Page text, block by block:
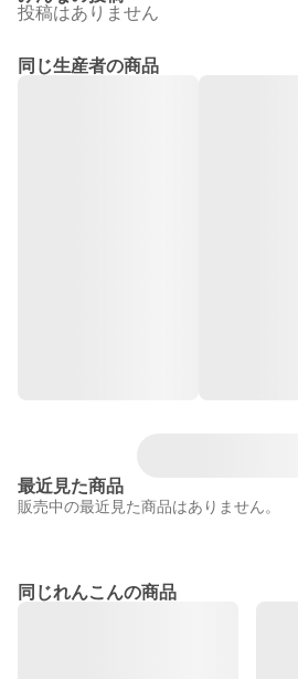
投稿はありません
同じ生産者の商品
最近見た商品
販売中の最近見た商品はありません。
同じれんこんの商品